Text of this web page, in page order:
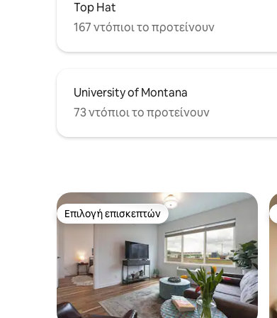
Top Hat
167 ντόπιοι το προτείνουν
University of Montana
73 ντόπιοι το προτείνουν
Επιλογή επισκεπτών
Επιλογή επισκεπτών